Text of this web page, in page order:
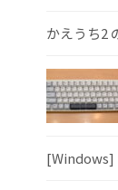
かえうち2
[Windows]